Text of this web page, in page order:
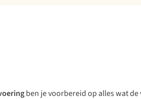
ben je voorbereid op alles wat